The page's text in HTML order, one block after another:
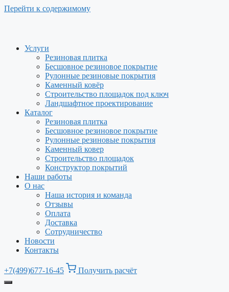
Перейти к содержимому
Услуги
Резиновая плитка
Бесшовное резиновое покрытие
Рулонные резиновые покрытия
Каменный ковёр
Строительство площадок под ключ
Ландшафтное проектирование
Каталог
Резиновая плитка
Бесшовное резиновое покрытие
Рулонные резиновые покрытия
Каменный ковер
Строительство площадок
Конструктор покрытий
Наши работы
О нас
Наша история и команда
Отзывы
Оплата
Доставка
Сотрудничество
Новости
Контакты
+7(499)677-16-45 Получить расчёт